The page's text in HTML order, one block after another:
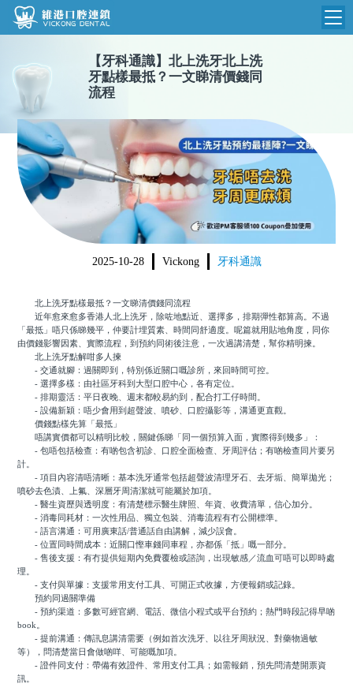
維港首頁
品牌介紹
環境設備
醫院新聞
收費標準
N
收費總表
植牙收費
根管收費
美學收費
箍牙收費
醫生團隊
門診時間
【 牙科通識】 北上洗牙北上洗
牙點樣最抵？一文睇清價錢同
流程
2025-10-28 Vickong 牙科通識
北上洗牙點樣最抵？一文睇清價錢同流程
近年愈來愈多香港人北上洗牙，除咗地點近、選擇多，排期彈性都算高。不過
「最抵」唔只係睇幾平，仲要計埋質素、時間同舒適度。呢篇就用貼地角度，同你
由價錢影響因素、實際流程，到預約同術後注意，一次過講清楚，幫你精明揀。
北上洗牙點解咁多人揀
- 交通就腳：過關即到，特別係近關口嘅診所，來回時間可控。
- 選擇多樣：由社區牙科到大型口腔中心，各有定位。
- 排期靈活：平日夜晚、週末都較易約到，配合打工仔時間。
- 設備新穎：唔少會用到超聲波、噴砂、口腔攝影等，溝通更直觀。
價錢點樣先算「最抵」
唔講實價都可以精明比較，關鍵係睇「同一個預算入面，實際得到幾多」：
- 包唔包括檢查：有啲包含初診、口腔全面檢查、牙周評估；有啲檢查同片要另
計。
- 項目內容清唔清晰：基本洗牙通常包括超聲波清理牙石、去牙垢、簡單拋光；
噴砂去色漬、上氟、深層牙周清潔就可能屬於加項。
- 醫生資歷與透明度：有清楚標示醫生牌照、年資、收費清單，信心加分。
- 消毒同耗材：一次性用品、獨立包裝、消毒流程有冇公開標準。
- 語言溝通：可用廣東話/普通話自由講解，減少誤會。
- 位置同時間成本：近關口慳車錢同車程，亦都係「抵」嘅一部分。
- 售後支援：有冇提供短期內免費覆檢或諮詢，出現敏感／流血可唔可以即時處
理。
- 支付與單據：支援常用支付工具、可開正式收據，方便報銷或記錄。
預約同過關準備
- 預約渠道：多數可經官網、電話、微信小程式或平台預約；熱門時段記得早啲
book。
- 提前溝通：傳訊息講清需要（例如首次洗牙、以往牙周狀況、對藥物過敏
等），問清楚當日會做啲咩、可能嘅加項。
- 證件同支付：帶備有效證件、常用支付工具；如需報銷，預先問清楚開票資
訊。